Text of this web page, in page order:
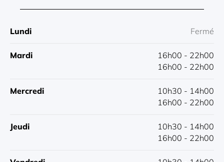
Lundi Fermé
Mardi
16h00 - 22h00
16h00 - 22h00
Mercredi
10h30 - 14h00
16h00 - 22h00
Jeudi
10h30 - 14h00
16h00 - 22h00